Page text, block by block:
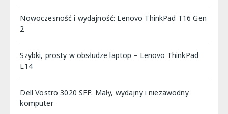
Nowoczesność i wydajność: Lenovo ThinkPad T16 Gen
2
Szybki, prosty w obsłudze laptop – Lenovo ThinkPad
L14
Dell Vostro 3020 SFF: Mały, wydajny i niezawodny
komputer